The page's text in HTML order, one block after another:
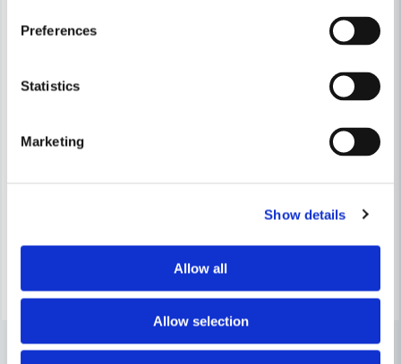
Preferences
Statistics
Marketing
Show details
Allow all
Allow selection
HABO
Habo Dörrhandtag Boston Kombi RFR SB
7-10 arbetsdagar
Habo Dörrhandtag Chicago
336 kr
7-10 arbetsdagar